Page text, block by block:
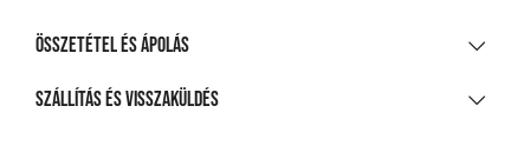
Összetétel és ápolás
ANYAGÖSSZETÉTEL
Szállítás és visszaküldés